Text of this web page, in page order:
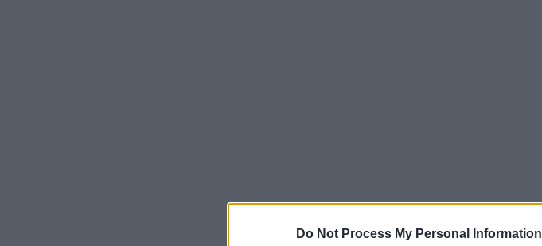
Do Not Process My Personal Information